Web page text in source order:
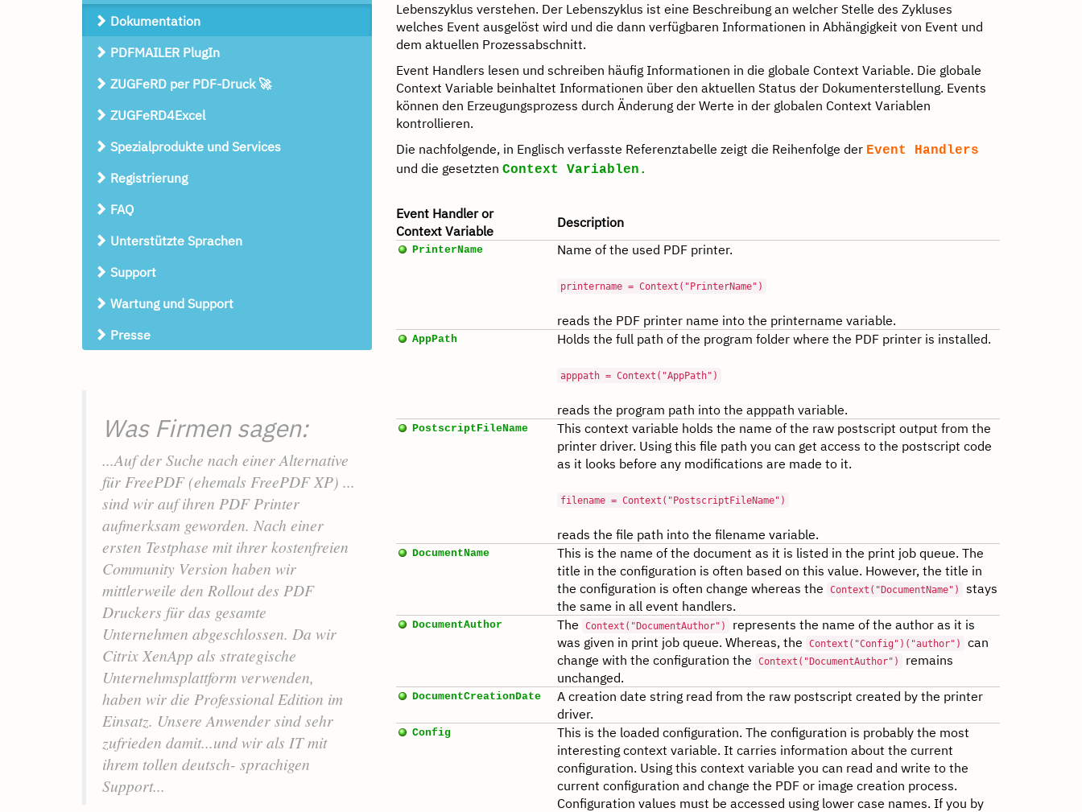
Dokumentation
PDFMAILER PlugIn
ZUGFeRD per PDF-Druck 🚀
ZUGFeRD4Excel
Spezialprodukte und Services
Registrierung
FAQ
Unterstützte Sprachen
Support
Wartung und Support
Presse
Was Firmen sagen:
...Auf der Suche nach einer Alternative
für FreePDF (ehemals FreePDF XP) ...
sind wir auf ihren PDF Printer
aufmerksam geworden. Nach einer
ersten Testphase mit ihrer kostenfreien
Community Version haben wir
mittlerweile den Rollout des PDF
Druckers für das gesamte
Unternehmen abgeschlossen. Da wir
Citrix XenApp als strategische
Unternehmsplattform verwenden,
haben wir die Professional Edition im
Einsatz. Unsere Anwender sind sehr
zufrieden damit...und wir als IT mit
ihrem tollen deutsch- sprachigen
Support...
Lebenszyklus verstehen. Der Lebenszyklus ist eine Beschreibung an welcher Stelle des Zykluses
welches Event ausgelöst wird und die dann verfügbaren Informationen in Abhängigkeit von Event und
dem aktuellen Prozessabschnitt.
Event Handlers lesen und schreiben häufig Informationen in die globale Context Variable. Die globale
Context Variable beinhaltet Informationen über den aktuellen Status der Dokumenterstellung. Events
können den Erzeugungsprozess durch Änderung der Werte in der globalen Context Variablen
kontrollieren.
Die nachfolgende, in Englisch verfasste Referenztabelle zeigt die Reihenfolge der Event Handlers
und die gesetzten Context Variablen.
Event Handler or
Context Variable
Description
PrinterName Name of the used PDF printer.
printername = Context("PrinterName")
reads the PDF printer name into the printername variable.
AppPath Holds the full path of the program folder where the PDF printer is installed.
apppath = Context("AppPath")
reads the program path into the apppath variable.
PostscriptFileName
This context variable holds the name of the raw postscript output from the
printer driver. Using this file path you can get access to the postscript code
as it looks before any modifications are made to it.
filename = Context("PostscriptFileName")
reads the file path into the filename variable.
DocumentName
This is the name of the document as it is listed in the print job queue. The
title in the configuration is often based on this value. However, the title in
the configuration is often change whereas the Context("DocumentName")
stays
the same in all event handlers.
DocumentAuthor The Context("DocumentAuthor")
represents the name of the author as it is
was given in print job queue. Whereas, the Context("Config")("author")
can
change with the configuration the Context("DocumentAuthor")
remains
unchanged.
DocumentCreationDate
A creation date string read from the raw postscript created by the printer
driver.
Config
This is the loaded configuration. The configuration is probably the most
interesting context variable. It carries information about the current
configuration. Using this context variable you can read and write to the
current configuration and change the PDF or image creation process.
Configuration values must be accessed using lower case names. If you by